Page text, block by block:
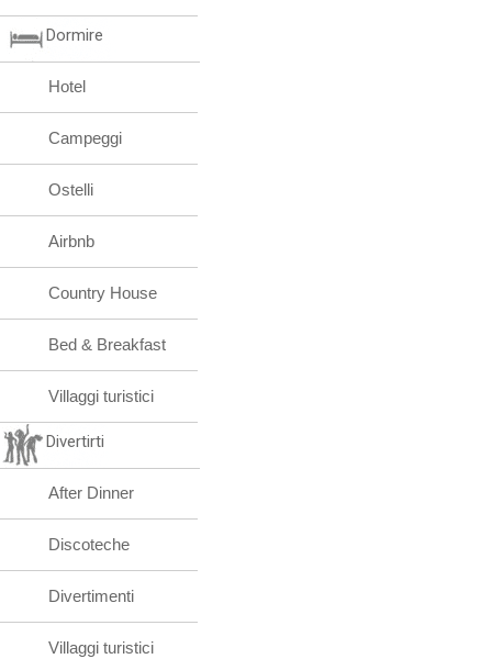
Dormire
Hotel
Campeggi
Ostelli
Airbnb
Country House
Bed & Breakfast
Villaggi turistici
Divertirti
After Dinner
Discoteche
Divertimenti
Villaggi turistici